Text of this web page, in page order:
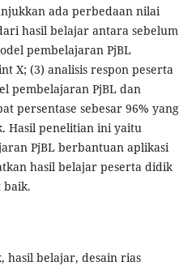
ada perbedaan nilai
hasil belajar antara sebelum
pembelajaran PjBL
X; (3) analisis respon peserta
pembelajaran PjBL dan
persentase sebesar 96% yang
Hasil penelitian ini yaitu
PjBL berbantuan aplikasi
hasil belajar peserta didik
baik.
hasil belajar, desain rias